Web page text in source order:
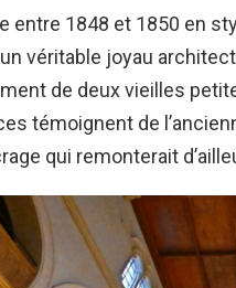
entre 1848 et 1850 en
véritable joyau
de deux vieilles
témoignent de
qui remonterait